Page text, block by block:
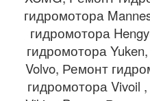
гидромотора
гидромотора
гидромотора
Volvo, Ремонт
гидромотора Vivoil